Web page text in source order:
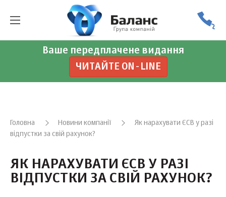
Ваше передплачене видання
ЧИТАЙТЕ ON-LINE
Головна Новини компанії
Як нарахувати ЄСВ у разі
відпустки за свій рахунок?
ЯК НАРАХУВАТИ ЄСВ У РАЗІ
ВІДПУСТКИ ЗА СВІЙ РАХУНОК?